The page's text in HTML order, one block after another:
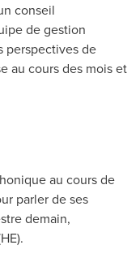
conseil
de gestion
perspectives de
au cours des mois et
au cours de
parler de ses
demain,